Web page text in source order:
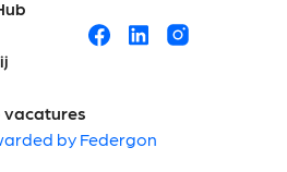
vacatures
by Federgon